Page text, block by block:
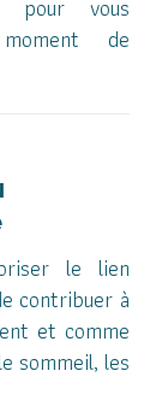
pour vous
de
le lien
contribuer à
et comme
sommeil, les